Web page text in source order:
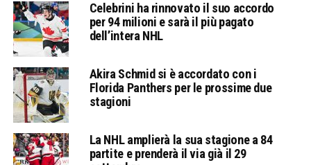
Celebrini ha rinnovato il suo accordo
per 94 milioni e sarà il più pagato
dell’intera NHL
Akira Schmid si è accordato con i
Florida Panthers per le prossime due
stagioni
La NHL amplierà la sua stagione a 84
partite e prenderà il via già il 29